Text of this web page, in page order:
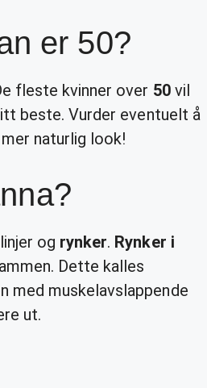
er 50?
fleste kvinner over 50vil
beste. Vurder eventuelt å
naturlig look!
og rynker. Rynker i
Dette kalles
med muskelavslappende
ut.